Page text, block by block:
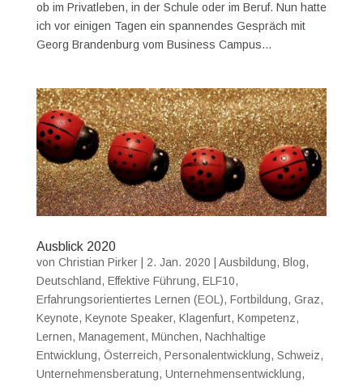
ob im Privatleben, in der Schule oder im Beruf. Nun hatte
ich vor einigen Tagen ein spannendes Gespräch mit
Georg Brandenburg vom Business Campus...
Ausblick 2020
von Christian Pirker| 2. Jan. 2020 Ausbildung, Blog,
Deutschland, Effektive Führung, ELF10,
Erfahrungsorientiertes Lernen (EOL), Fortbildung, Graz,
Keynote, Keynote Speaker, Klagenfurt, Kompetenz,
Lernen, Management, München, Nachhaltige
Entwicklung, Österreich, Personalentwicklung, Schweiz,
Unternehmensberatung, Unternehmensentwicklung,